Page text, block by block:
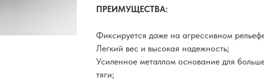
ПРЕИМУЩЕСТВА:
Фиксируется даже на агрессивном
Легкий вес и высокая надежность;
Усиленное металлом основание для
тяги;